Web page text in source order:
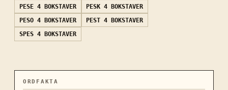
PESE 4 BOKSTAVER PESK 4 BOKSTAVER
PESO 4 BOKSTAVER PEST 4 BOKSTAVER
SPES 4 BOKSTAVER
ORDFAKTA